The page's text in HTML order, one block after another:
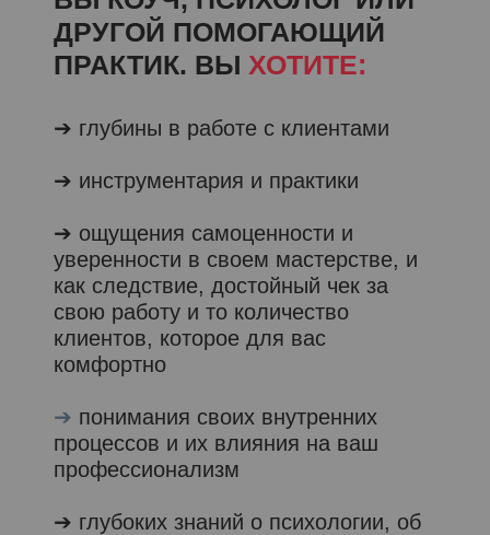
➔ глубины в работе с клиентами
➔ инструментария и практики
➔ ощущения самоценности и
уверенности в своем мастерстве, и
как следствие, достойный чек за
свою работу и то количество
клиентов, которое для вас
комфортно
➔ понимания своих внутренних
процессов и их влияния на ваш
профессионализм
➔ глубоких знаний о психологии, об
ДРУГОЙ ПОМОГАЮЩИЙ
ПРАКТИК. ВЫ ХОТИТЕ: